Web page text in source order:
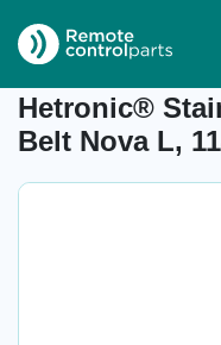
Item number: 04.360
Hetronic®
Belt Nova L,